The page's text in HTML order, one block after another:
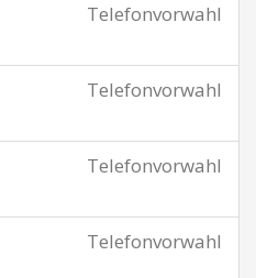
Telefonvorwahl
Telefonvorwahl
Telefonvorwahl
Telefonvorwahl